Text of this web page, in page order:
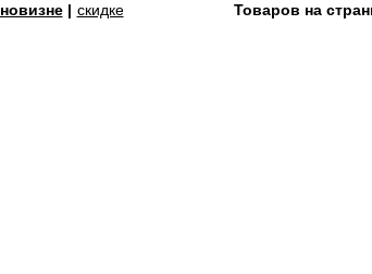
новизне| скидке Товаров на